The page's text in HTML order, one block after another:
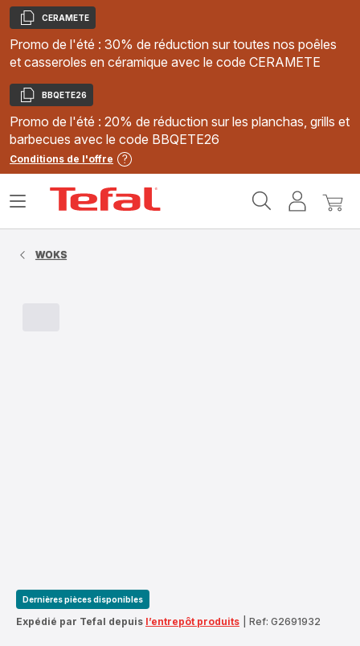
Copier
CERAMETE
Promo de l'été : 30% de réduction sur toutes nos poêles
et casseroles en céramique avec le code CERAMETE
Copier
BBQETE26
Promo de l'été : 20% de réduction sur les planchas, grills et
barbecues avec le code BBQETE26
Conditions de l'offre
MonMon
Ouvrir
WOKS
Dernières pièces disponibles
Expédié par Tefal depuis l’entrepôt produits Ref: G2691932